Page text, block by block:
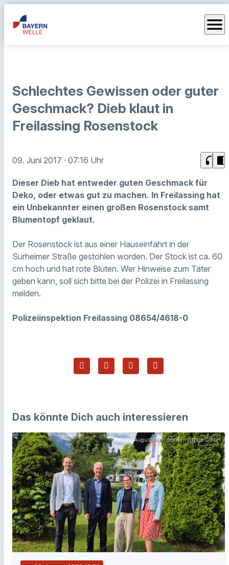
menu
Schlechtes Gewissen oder guter
Geschmack? Dieb klaut in
Freilassing Rosenstock
09. Juni 2017 · 07:16 Uhr headphones chrome_reader_mode
Dieser Dieb hat entweder guten Geschmack für
Deko, oder etwas gut zu machen. In Freilassing hat
ein Unbekannter einen großen Rosenstock samt
Blumentopf geklaut.
Der Rosenstock ist aus einer Hauseinfahrt in der
Surheimer Straße gestohlen worden. Der Stock ist ca. 60
cm hoch und hat rote Blüten. Wer Hinweise zum Täter
geben kann, soll sich bitte bei der Polizei in Freilassing
melden.
Polizeiinspektion Freilassing 08654/4618-0
Das könnte Dich auch interessieren
Augustinum gemeinnützige GmbH